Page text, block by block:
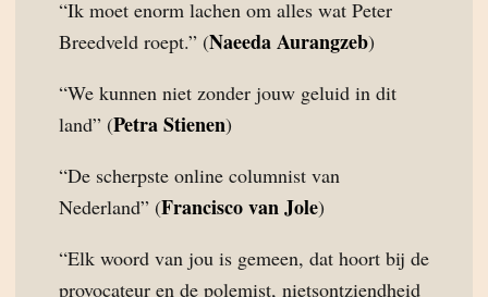
“Ik moet enorm lachen om alles wat Peter
Breedveld roept.” (Naeeda Aurangzeb)
“We kunnen niet zonder jouw geluid in dit
land” (Petra Stienen)
“De scherpste online columnist van
Nederland” (Francisco van Jole)
“Elk woord van jou is gemeen, dat hoort bij de
provocateur en de polemist, nietsontziendheid